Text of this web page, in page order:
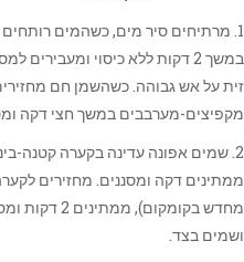
1. מרתיחים סיר מים, כשהמים
במשך 2 דקות ללא כיסוי
זית על אש גבוהה. כשהשמן חם
מקפיצים-מערבבים במשך חצי דקה
2. שמים אפונה עדינה בקערה קטנה-
ממתינים דקה ומסננים. מחזירים
מחדש
ושמים בצד.